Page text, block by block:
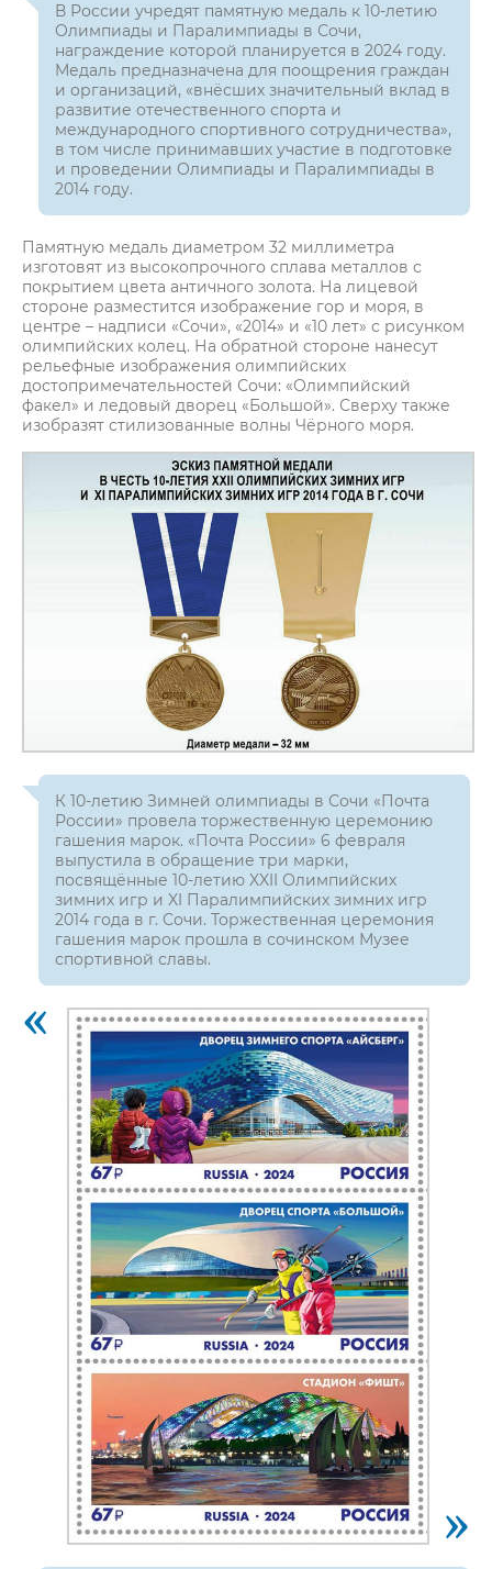
В России учредят памятную медаль к 10-летию
Олимпиады и Паралимпиады в Сочи,
награждение которой планируется в 2024 году.
Медаль предназначена для поощрения граждан
и организаций, «внёсших значительный вклад в
развитие отечественного спорта и
международного спортивного сотрудничества»,
в том числе принимавших участие в подготовке
и проведении Олимпиады и Паралимпиады в
2014 году.
Памятную медаль диаметром 32 миллиметра
изготовят из высокопрочного сплава металлов с
покрытием цвета античного золота. На лицевой
стороне разместится изображение гор и моря, в
центре – надписи «Сочи», «2014» и «10 лет» с рисунком
олимпийских колец. На обратной стороне нанесут
рельефные изображения олимпийских
достопримечательностей Сочи: «Олимпийский
факел» и ледовый дворец «Большой». Сверху также
изобразят стилизованные волны Чёрного моря.
К 10-летию Зимней олимпиады в Сочи «Почта
России» провела торжественную церемонию
гашения марок. «Почта России» 6 февраля
выпустила в обращение три марки,
посвящённые 10-летию XXII Олимпийских
зимних игр и XI Паралимпийских зимних игр
2014 года в г. Сочи. Торжественная церемония
гашения марок прошла в сочинском Музее
спортивной славы.